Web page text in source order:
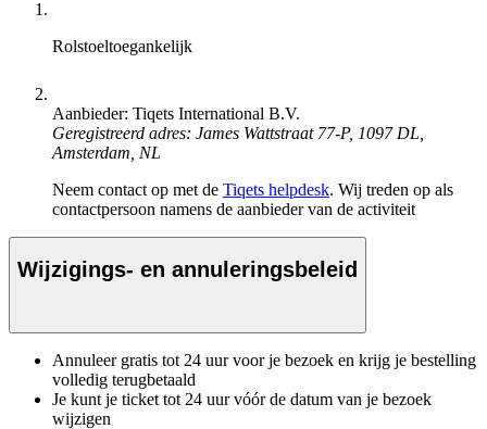
Rolstoeltoegankelijk
Aanbieder: Tiqets International B.V.
Geregistreerd adres: James Wattstraat 77-P, 1097 DL,
Amsterdam, NL
Neem contact op met de Tiqets helpdesk. Wij treden op als
contactpersoon namens de aanbieder van de activiteit
Wijzigings- en annuleringsbeleid
Annuleer gratis tot 24 uur voor je bezoek en krijg je bestelling
volledig terugbetaald
Je kunt je ticket tot 24 uur vóór de datum van je bezoek
wijzigen